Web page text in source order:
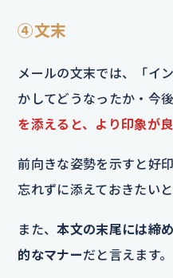
④文末
メールの文末では、「イ
かしてどうなったか・今
を添えると、より印象が
前向きな姿勢を示すと好
忘れずに添えておきたいと
また、本文の末尾には締
的なマナーだと言えます。